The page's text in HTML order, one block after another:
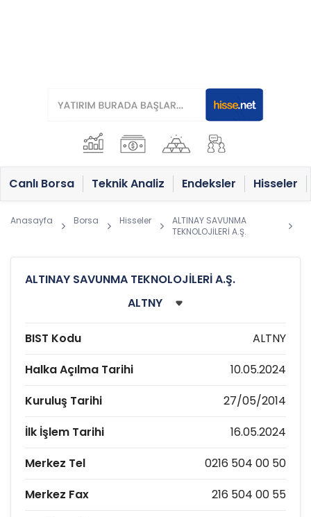
Canlı Borsa Teknik Analiz Endeksler Hisseler
Anasayfa Borsa Hisseler
ALTINAY SAVUNMA
TEKNOLOJİLERİ A.Ş.
ALTINAY SAVUNMA TEKNOLOJİLERİ A.Ş.
BIST Kodu
ALTNY
Halka Açılma Tarihi
10.05.2024
Kuruluş Tarihi
27/05/2014
İlk İşlem Tarihi
16.05.2024
Merkez Tel
0216 504 00 50
Merkez Fax
216 504 00 55